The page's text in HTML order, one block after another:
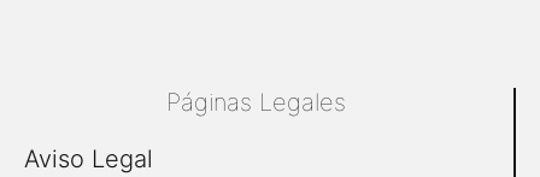
Páginas Legales
Aviso Legal